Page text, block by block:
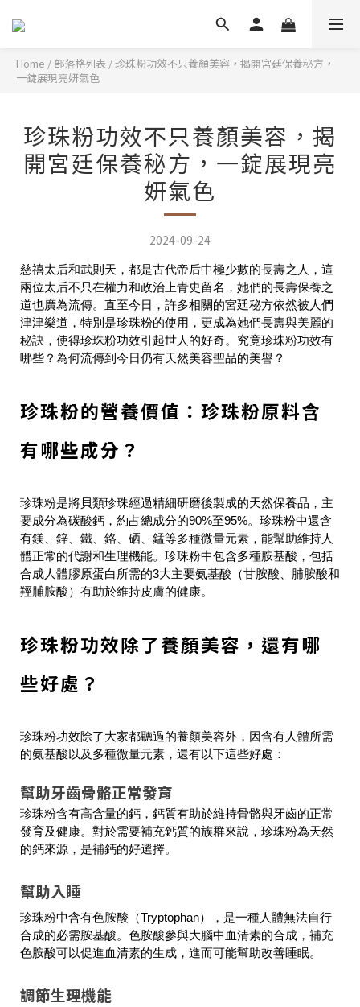
Home / 部落格列表 /珍珠粉功效不只養顏美容，揭開宮廷保養秘方，
一錠展現亮妍氣色
珍珠粉功效不只養顏美容，揭
開宮廷保養秘方，一錠展現亮
妍氣色
2024-09-24
慈禧太后和武則天，都是古代帝后中極少數的長壽之人，這
兩位太后不只在權力和政治上青史留名，她們的長壽保養之
道也廣為流傳。直至今日，許多相關的宮廷秘方依然被人們
津津樂道，特別是珍珠粉的使用，更成為她們長壽與美麗的
秘訣，使得珍珠粉功效引起世人的好奇。究竟珍珠粉功效有
哪些？為何流傳到今日仍有天然美容聖品的美譽？
珍珠粉的營養價值：珍珠粉原料含
有哪些成分？
珍珠粉是將貝類珍珠經過精細研磨後製成的天然保養品，主
要成分為碳酸鈣，約占總成分的90%至95%。珍珠粉中還含
有鎂、鋅、鐵、鉻、硒、錳等多種微量元素，能幫助維持人
體正常的代謝和生理機能。珍珠粉中包含多種胺基酸，包括
合成人體膠原蛋白所需的3大主要氨基酸（甘胺酸、脯胺酸和
羥脯胺酸）有助於維持皮膚的健康。
珍珠粉功效除了養顏美容，還有哪
些好處？
珍珠粉功效除了大家都聽過的養顏美容外，因含有人體所需
的氨基酸以及多種微量元素，還有以下這些好處：
幫助牙齒骨骼正常發育
珍珠粉含有高含量的鈣，鈣質有助於維持骨骼與牙齒的正常
發育及健康。對於需要補充鈣質的族群來說，珍珠粉為天然
的鈣來源，是補鈣的好選擇。
幫助入睡
珍珠粉中含有色胺酸（Tryptophan），是一種人體無法自行
合成的必需胺基酸。色胺酸參與大腦中血清素的合成，補充
色胺酸可以促進血清素的生成，進而可能幫助改善睡眠。
調節生理機能